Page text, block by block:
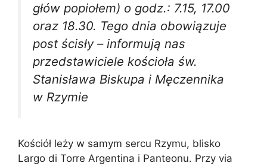
głów popiołem) o godz.: 7.15, 17.00
oraz 18.30. Tego dnia obowiązuje
post ścisły – informują nas
przedstawiciele kościoła św.
Stanisława Biskupa i Męczennika
w Rzymie
Kościół leży w samym sercu Rzymu, blisko
Largo di Torre Argentina i Panteonu. Przy via